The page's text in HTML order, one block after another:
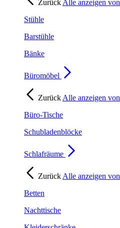
Zurück Alle anzeigen von
Stühle
Barstühle
Bänke
Büromöbel
Zurück Alle anzeigen von
Büro-Tische
Schubladenblöcke
Schlafräume
Zurück Alle anzeigen von
Betten
Nachttische